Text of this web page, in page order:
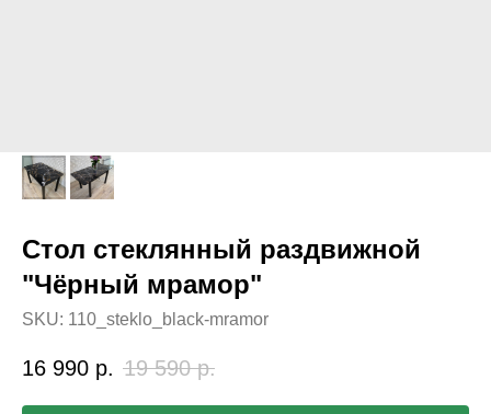
Стол стеклянный раздвижной
"Чёрный мрамор"
SKU: 110_steklo_black-mramor
16 990 р. 19 590 р.